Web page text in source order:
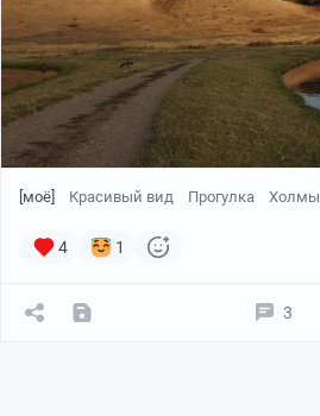
[моё] Красивый вид Прогулка Холмы
4 1
3